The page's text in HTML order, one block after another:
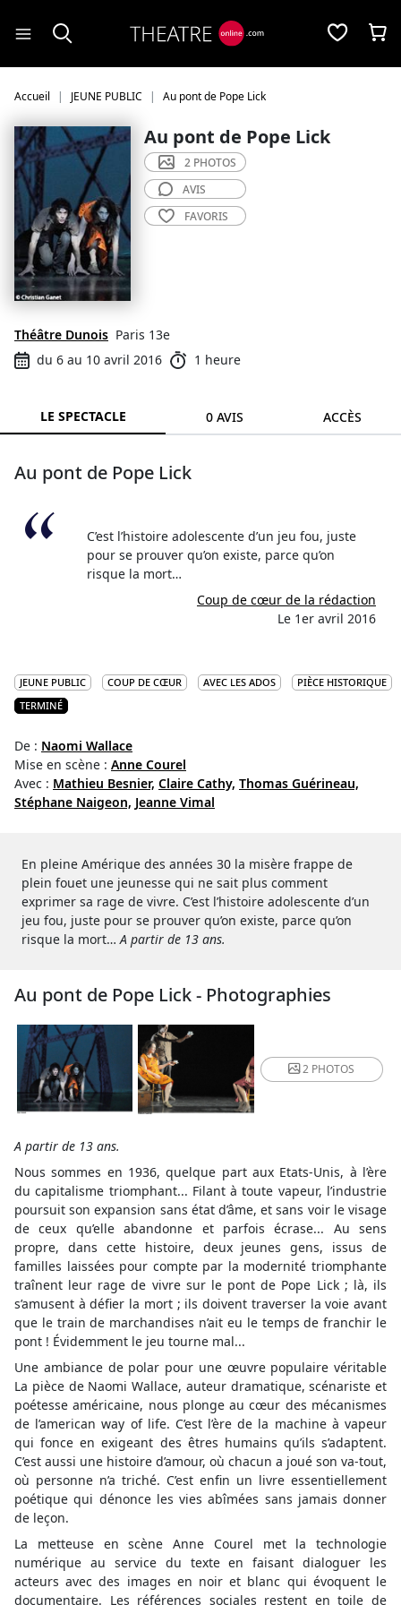
Accueil JEUNE PUBLIC Au pont de Pope Lick
Au pont de Pope Lick
Théâtre Dunois Paris 13e
du 6 au 10 avril 2016
1 heure
2 PHOTOS
AVIS
FAVORIS
LE SPECTACLE 0 AVIS ACCÈS
Au pont de Pope Lick
C’est l’histoire adolescente d’un jeu fou, juste
pour se prouver qu’on existe, parce qu’on
risque la mort…
Coup de cœur de la rédaction
Le 1er avril 2016
JEUNE PUBLIC COUP DE CŒUR AVEC LES ADOS
PIÈCE HISTORIQUE
TERMINÉ
De : Naomi Wallace
Mise en scène : Anne Courel
Avec : Mathieu Besnier, Claire Cathy, Thomas Guérineau,
Stéphane Naigeon, Jeanne Vimal
En pleine Amérique des années 30 la misère frappe de
plein fouet une jeunesse qui ne sait plus comment
exprimer sa rage de vivre. C’est l’histoire adolescente d’un
jeu fou, juste pour se prouver qu’on existe, parce qu’on
risque la mort…A partir de 13 ans.
Au pont de Pope Lick - Photographies
2 PHOTOS
A partir de 13 ans.
Nous sommes en 1936, quelque part aux Etats-Unis, à l’ère
du capitalisme triomphant... Filant à toute vapeur, l’industrie
poursuit son expansion sans état d’âme, et sans voir le visage
de ceux qu’elle abandonne et parfois écrase... Au sens
propre, dans cette histoire, deux jeunes gens, issus de
familles laissées pour compte par la modernité triomphante
traînent leur rage de vivre sur le pont de Pope Lick ; là, ils
s’amusent à défier la mort ; ils doivent traverser la voie avant
que le train de marchandises n’ait eu le temps de franchir le
pont ! Évidemment le jeu tourne mal...
Une ambiance de polar pour une œuvre populaire véritable
La pièce de Naomi Wallace, auteur dramatique, scénariste et
poétesse américaine, nous plonge au cœur des mécanismes
de l’american way of life. C’est l’ère de la machine à vapeur
qui fonce en exigeant des êtres humains qu’ils s’adaptent.
C’est aussi une histoire d’amour, où chacun a joué son va-tout,
où personne n’a triché. C’est enfin un livre essentiellement
poétique qui dénonce les vies abîmées sans jamais donner
de leçon.
La metteuse en scène Anne Courel met la technologie
numérique au service du texte en faisant dialoguer les
acteurs avec des images en noir et blanc qui évoquent le
documentaire. Les références sociales restent en toile de